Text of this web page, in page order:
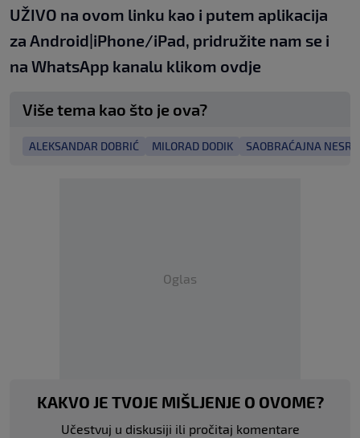
UŽIVO na ovom linku kao i putem aplikacija
za Android|iPhone/iPad, pridružite nam se i
na WhatsApp kanalu klikom ovdje
Više tema kao što je ova?
ALEKSANDAR DOBRIĆ MILORAD DODIK SAOBRAĆAJNA
Oglas
KAKVO JE TVOJE MIŠLJENJE O OVOME?
Učestvuj u diskusiji ili pročitaj komentare